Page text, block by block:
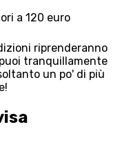
a 120 euro
riprenderanno
tranquillamente
un po' di più